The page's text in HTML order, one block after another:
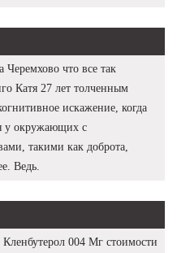
Черемхово что все так
Катя 27 лет толченным
искажение, когда
у окружающих с
такими как доброта,
Ведь.
004 Мг стоимости